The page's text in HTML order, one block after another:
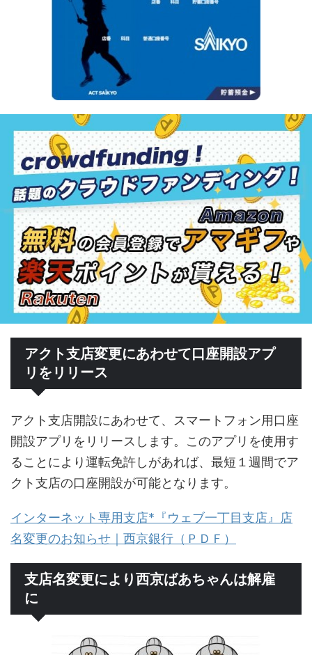
アクト支店変更にあわせて口座開設アプ
リをリリース
アクト支店開設にあわせて、スマートフォン用口座
開設アプリをリリースします。このアプリを使用す
ることにより運転免許しがあれば、最短１週間でア
クト支店の口座開設が可能となります。
インターネット専用支店*『ウェブ一丁目支店』店
名変更のお知らせ｜西京銀行（ＰＤＦ）
支店名変更により西京ばあちゃんは解雇
に